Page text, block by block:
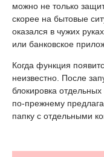
можно не только
скорее на бытовые
оказался в чужих
или банковское
Когда функция
неизвестно. После
блокировка
по-прежнему
папку с отдельными